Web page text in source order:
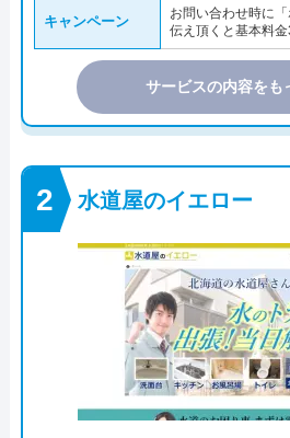
キャンペーン
お問い合わせ時に
伝え頂くと基本料
サービスの内容をも
水道屋のイエロー